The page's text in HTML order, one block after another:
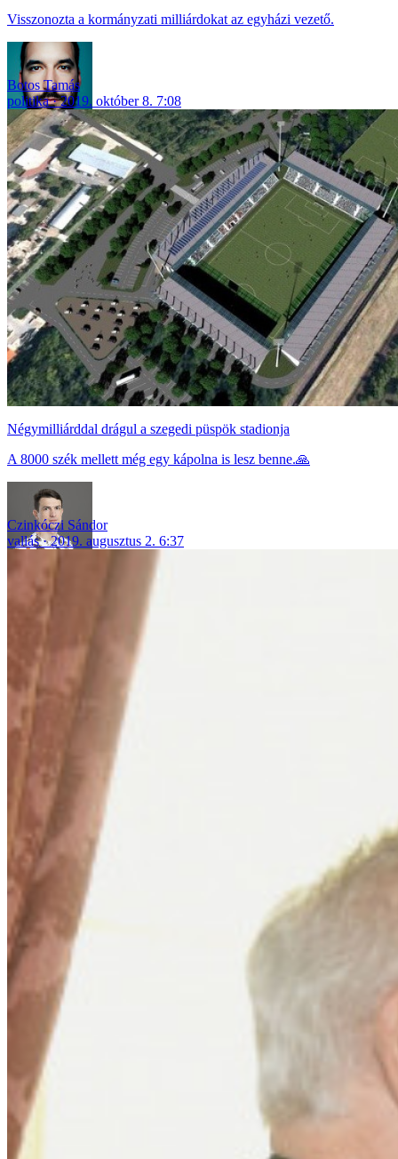
Visszonozta a kormányzati milliárdokat az egyházi vezető.
Botos Tamás
politika
2019. október 8. 7:08
Négymilliárddal drágul a szegedi püspök stadionja
A 8000 szék mellett még egy kápolna is lesz benne.🙏
Czinkóczi Sándor
vallás
2019. augusztus 2. 6:37